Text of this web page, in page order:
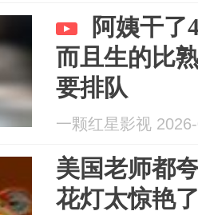
阿姨干了
而且生的比
要排队
一颗红星影视
美国老师都
花灯太惊艳